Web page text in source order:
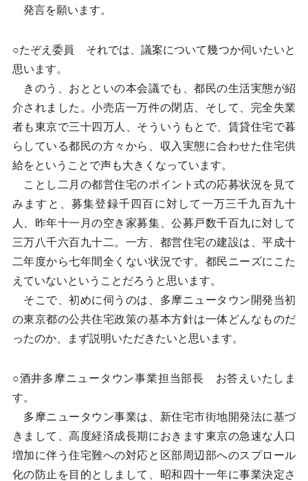
発言を願います。
○たぞえ委員 それでは、議案について幾つか伺いたいと
思います。
きのう、おとといの本会議でも、都民の生活実態が紹
介されました。小売店一万件の閉店、そして、完全失業
者も東京で三十四万人、そういうもとで、賃貸住宅で暮
らしている都民の方々から、収入実態に合わせた住宅供
給をということで声も大きくなっています。
ことし二月の都営住宅のポイント式の応募状況を見て
みますと、募集登録千四百に対して一万三千九百九十
人、昨年十一月の空き家募集、公募戸数千百九に対して
三万八千六百九十二。一方、都営住宅の建設は、平成十
二年度から七年間全くない状況です。都民ニーズにこた
えていないということだろうと思います。
そこで、初めに伺うのは、多摩ニュータウン開発当初
の東京都の公共住宅政策の基本方針は一体どんなものだ
ったのか、まず説明いただきたいと思います。
○酒井多摩ニュータウン事業担当部長 お答えいたしま
す。
多摩ニュータウン事業は、新住宅市街地開発法に基づ
きまして、高度経済成長期におきます東京の急速な人口
増加に伴う住宅難への対応と区部周辺部へのスプロール
化の防止を目的としまして、昭和四十一年に事業決定さ